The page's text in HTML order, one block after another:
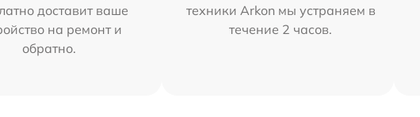
доставит ваше
на ремонт и
обратно.
техники Arkon мы устраняем в
течение 2 часов.